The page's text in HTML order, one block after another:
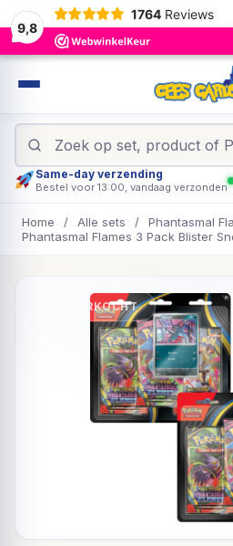
9,8
1764 Reviews
Same-day verzending
Bestel voor 13:00, vandaag verzonden
Home / Alle sets / Phantasmal
Phantasmal Flames 3 Pack Blister
UITVERKOCHT